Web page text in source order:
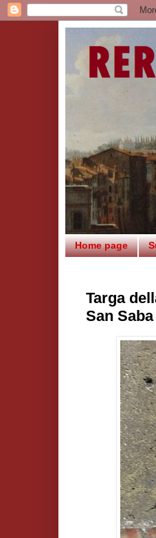
Home page
Targa
San